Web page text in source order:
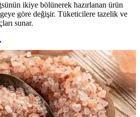
ikiye bölünerek hazırlanan ürün
göre değişir. Tüketicilere tazelik ve
sunar.